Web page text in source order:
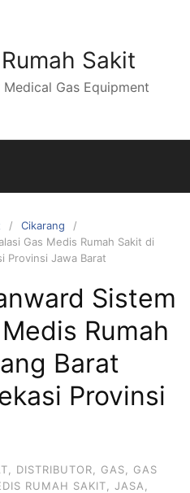
Sakit
Gas Equipment
Cikarang
Gas Medis Rumah Sakit di
Provinsi Jawa Barat
Sistem
Rumah
Barat
Provinsi
DISTRIBUTOR GAS
GAS
RUMAH SAKIT JASA